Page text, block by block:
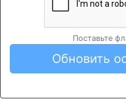
Поставьте
Обновить